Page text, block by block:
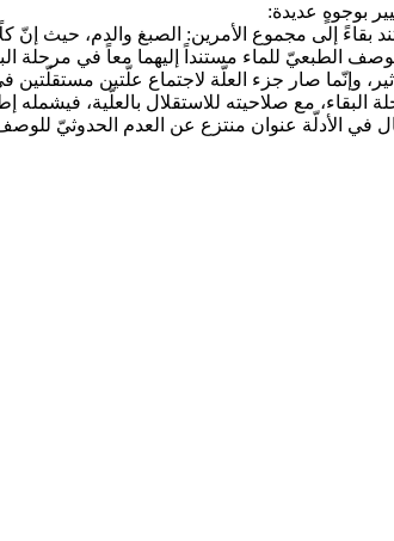
بوجوهٍ عديدة:
بقاءً إلى مجموع الأمرين: الصبغ والدم، حيث
الطبعيّ للماء مستنداً إليهما معاً في مرحلة
وإنّما صار جزء العلّة لاجتماع علّتين
مع صلاحيته للاستقلال بالعلّية، فيشمله
في الأدلّة عنوان منتزع عن العدم الحدوثيّ